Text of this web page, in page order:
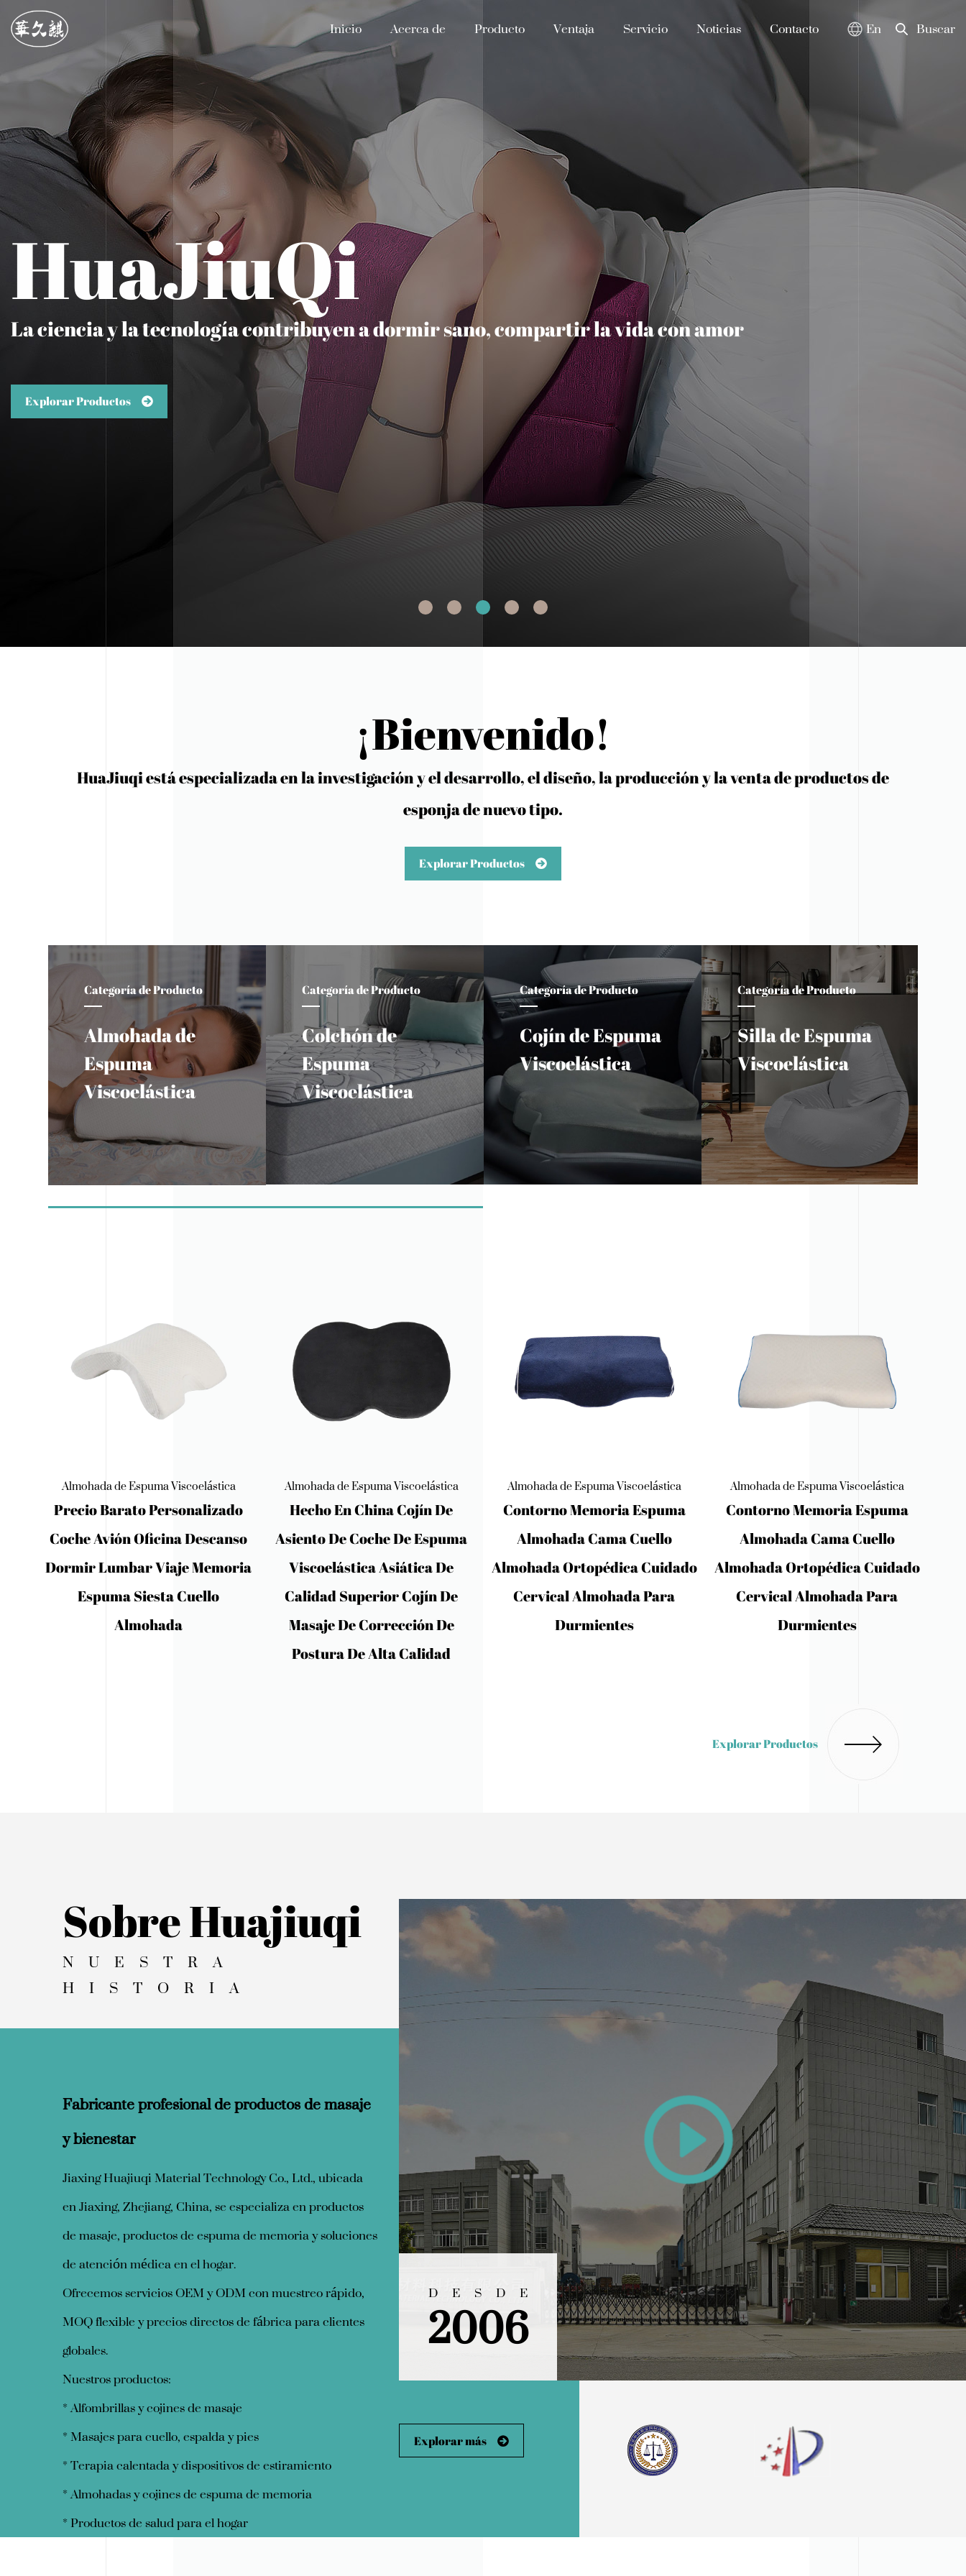
Inicio Acerca de Producto Ventaja Servicio Noticias Contacto En Buscar
HuaJiuQi
La ciencia y la tecnología contribuyen a dormir sano, compartir la vida con amor
Explorar Productos
¡Bienvenido!
HuaJiuqi está especializada en la investigación y el desarrollo, el diseño, la producción y la venta de productos de
esponja de nuevo tipo.
Explorar Productos
Categoría de Producto
Almohada de
Espuma
Viscoelástica
Categoría de Producto
Colchón de
Espuma
Viscoelástica
Categoría de Producto
Cojín de Espuma
Viscoelástica
Categoría de Producto
Silla de Espuma
Viscoelástica
Almohada de Espuma Viscoelástica
Hecho En China Cojín De
Asiento De Coche De Espuma
Viscoelástica Asiática De
Calidad Superior Cojín De
Masaje De Corrección De
Almohada de Espuma Viscoelástica
Contorno Memoria Espuma
Almohada Cama Cuello
Almohada Ortopédica Cuidado
Cervical Almohada Para
Durmientes
Almohada de Espuma Viscoelástica
Contorno Memoria Espuma
Almohada Cama Cuello
Almohada Ortopédica Cuidado
Cervical Almohada Para
Durmientes
Almohada de Espuma Viscoelástica
Almohada Para Dormir De
Cabeza Plana Para Bebés,
Espuma Viscoelástica
Transpirable Suave Para Evitar
Que Los Bebés Se Aplanen
Explorar Productos
Sobre Huajiuqi
NUESTRA
HISTORIA
Fabricante profesional de productos de masaje
y bienestar
Jiaxing Huajiuqi Material Technology Co., Ltd., ubicada
en Jiaxing, Zhejiang, China, se especializa en productos
de masaje, productos de espuma de memoria y soluciones
de atención médica en el hogar.
Ofrecemos servicios OEM y ODM con muestreo rápido,
MOQ flexible y precios directos de fábrica para clientes
globales.
Nuestros productos:
* Alfombrillas y cojines de masaje
* Masajes para cuello, espalda y pies
* Terapia calentada y dispositivos de estiramiento
* Almohadas y cojines de espuma de memoria
* Productos de salud para el hogar
DESDE
2006
Explorar más